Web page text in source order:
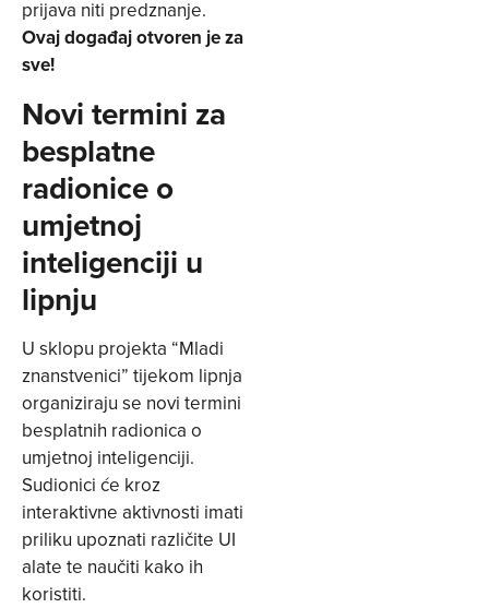
prijava niti predznanje.
Ovaj događaj otvoren je za
sve!
Novi termini za
besplatne
radionice o
umjetnoj
inteligenciji u
lipnju
U sklopu projekta “Mladi
znanstvenici” tijekom lipnja
organiziraju se novi termini
besplatnih radionica o
umjetnoj inteligenciji.
Sudionici će kroz
interaktivne aktivnosti imati
priliku upoznati različite UI
alate te naučiti kako ih
koristiti.